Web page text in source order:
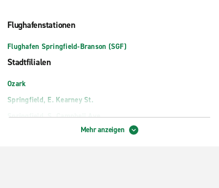
Flughafenstationen
Flughafen Springfield-Branson (SGF)
Stadtfilialen
Ozark
Springfield, E. Kearney St.
Springfield, S. Campbell Ave.
Springfield, W. Sunshine St.Mehr anzeigen